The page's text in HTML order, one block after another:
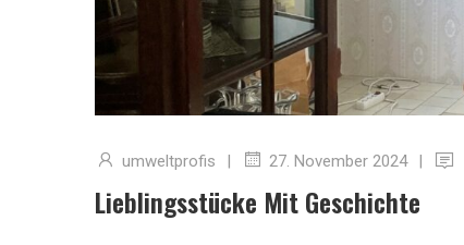
umweltprofis | 27. November 2024 |
Lieblingsstücke Mit Geschichte